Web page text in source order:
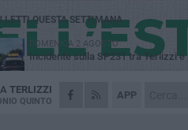
APP
TERLIZZI
QUINTO
LETTI QUESTA SETTIMANA
DOMENICA 2 AGOSTO
Incidente sulla SP231 tra Terlizzi e
LUNEDÌ 3 AGOSTO
Gatto senza vita sul marciapiede: